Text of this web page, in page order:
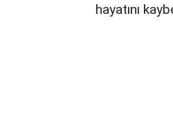
hayatını